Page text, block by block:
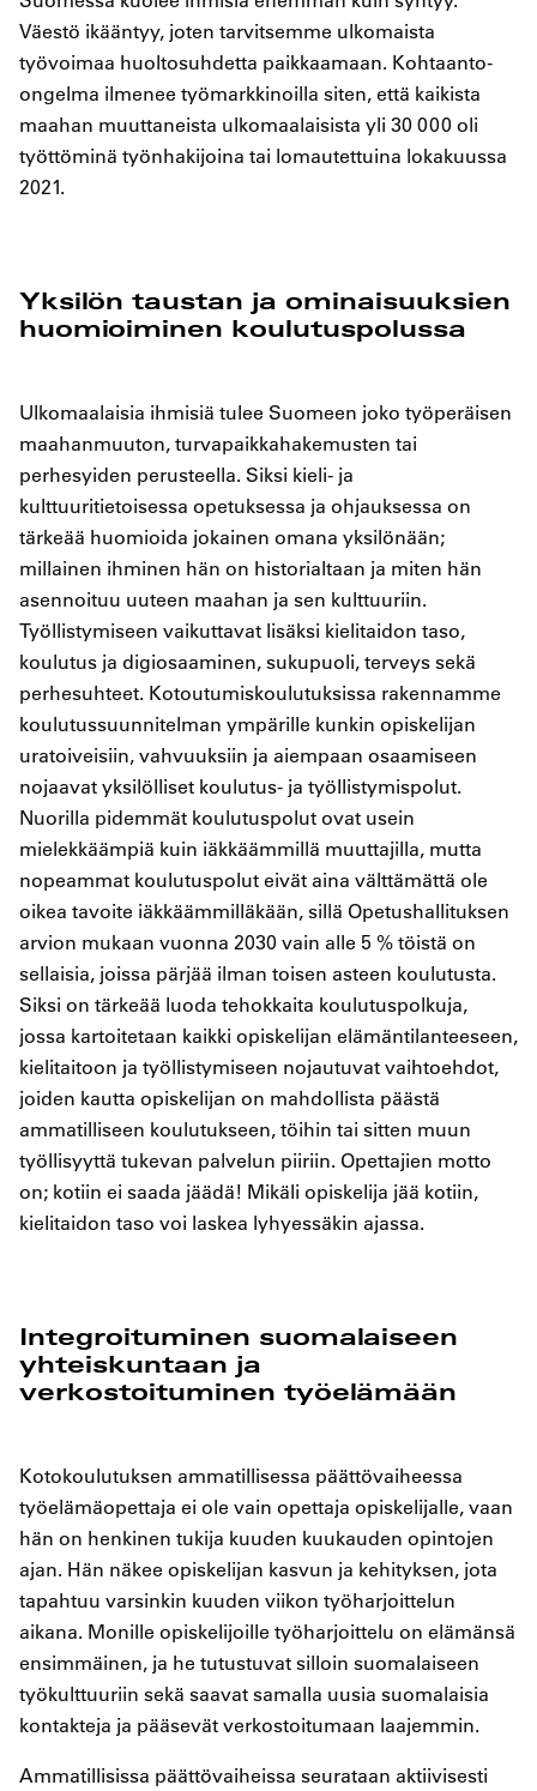
Väestö ikääntyy, joten tarvitsemme ulkomaista
työvoimaa huoltosuhdetta paikkaamaan. Kohtaanto-
ongelma ilmenee työmarkkinoilla siten, että kaikista
maahan muuttaneista ulkomaalaisista yli 30 000 oli
työttöminä työnhakijoina tai lomautettuina lokakuussa
2021.
Yksilön taustan ja ominaisuuksien
huomioiminen koulutuspolussa
Ulkomaalaisia ihmisiä tulee Suomeen joko työperäisen
maahanmuuton, turvapaikkahakemusten tai
perhesyiden perusteella. Siksi kieli- ja
kulttuuritietoisessa opetuksessa ja ohjauksessa on
tärkeää huomioida jokainen omana yksilönään;
millainen ihminen hän on historialtaan ja miten hän
asennoituu uuteen maahan ja sen kulttuuriin.
Työllistymiseen vaikuttavat lisäksi kielitaidon taso,
koulutus ja digiosaaminen, sukupuoli, terveys sekä
perhesuhteet. Kotoutumiskoulutuksissa rakennamme
koulutussuunnitelman ympärille kunkin opiskelijan
uratoiveisiin, vahvuuksiin ja aiempaan osaamiseen
nojaavat yksilölliset koulutus- ja työllistymispolut.
Nuorilla pidemmät koulutuspolut ovat usein
mielekkäämpiä kuin iäkkäämmillä muuttajilla, mutta
nopeammat koulutuspolut eivät aina välttämättä ole
oikea tavoite iäkkäämmilläkään, sillä Opetushallituksen
arvion mukaan vuonna 2030 vain alle 5 % töistä on
sellaisia, joissa pärjää ilman toisen asteen koulutusta.
Siksi on tärkeää luoda tehokkaita koulutuspolkuja,
jossa kartoitetaan kaikki opiskelijan elämäntilanteeseen,
kielitaitoon ja työllistymiseen nojautuvat vaihtoehdot,
joiden kautta opiskelijan on mahdollista päästä
ammatilliseen koulutukseen, töihin tai sitten muun
työllisyyttä tukevan palvelun piiriin. Opettajien motto
on; kotiin ei saada jäädä! Mikäli opiskelija jää kotiin,
kielitaidon taso voi laskea lyhyessäkin ajassa.
Integroituminen suomalaiseen
yhteiskuntaan ja
verkostoituminen työelämään
Kotokoulutuksen ammatillisessa päättövaiheessa
työelämäopettaja ei ole vain opettaja opiskelijalle, vaan
hän on henkinen tukija kuuden kuukauden opintojen
ajan. Hän näkee opiskelijan kasvun ja kehityksen, jota
tapahtuu varsinkin kuuden viikon työharjoittelun
aikana. Monille opiskelijoille työharjoittelu on elämänsä
ensimmäinen, ja he tutustuvat silloin suomalaiseen
työkulttuuriin sekä saavat samalla uusia suomalaisia
kontakteja ja pääsevät verkostoitumaan laajemmin.
Ammatillisissa päättövaiheissa seurataan aktiivisesti